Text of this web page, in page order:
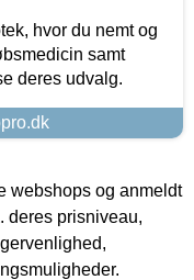
hvor du nemt og
samt
deres udvalg.
webshops og anmeldt
deres prisniveau,